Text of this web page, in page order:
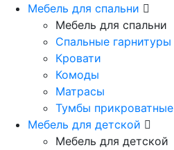
Мебель для спальни
Мебель для спальни
Спальные гарнитуры
Кровати
Комоды
Матрасы
Тумбы прикроватные
Мебель для детской
Мебель для детской